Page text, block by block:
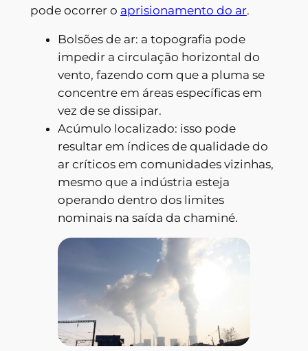
pode ocorrer o aprisionamento do ar.
Bolsões de ar: a topografia pode
impedir a circulação horizontal do
vento, fazendo com que a pluma se
concentre em áreas específicas em
vez de se dissipar.
Acúmulo localizado: isso pode
resultar em índices de qualidade do
ar críticos em comunidades vizinhas,
mesmo que a indústria esteja
operando dentro dos limites
nominais na saída da chaminé.